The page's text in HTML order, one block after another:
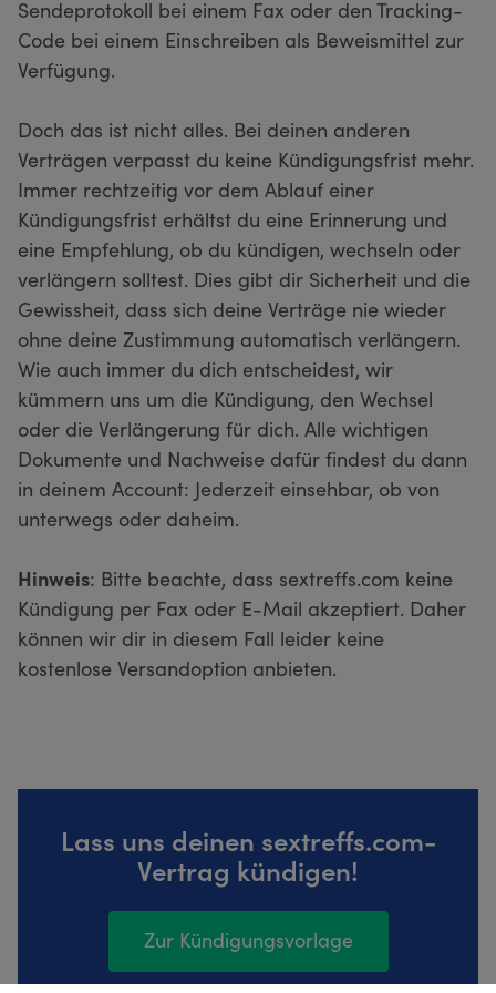
Sendeprotokoll bei einem Fax oder den Tracking-
Code bei einem Einschreiben als Beweismittel zur
Verfügung.
Doch das ist nicht alles. Bei deinen anderen
Verträgen verpasst du keine Kündigungsfrist mehr.
Immer rechtzeitig vor dem Ablauf einer
Kündigungsfrist erhältst du eine Erinnerung und
eine Empfehlung, ob du kündigen, wechseln oder
verlängern solltest. Dies gibt dir Sicherheit und die
Gewissheit, dass sich deine Verträge nie wieder
ohne deine Zustimmung automatisch verlängern.
Wie auch immer du dich entscheidest, wir
kümmern uns um die Kündigung, den Wechsel
oder die Verlängerung für dich. Alle wichtigen
Dokumente und Nachweise dafür findest du dann
in deinem Account: Jederzeit einsehbar, ob von
unterwegs oder daheim.
Hinweis: Bitte beachte, dass sextreffs.com keine
Kündigung per Fax oder E-Mail akzeptiert. Daher
können wir dir in diesem Fall leider keine
kostenlose Versandoption anbieten.
Lass uns deinen sextreffs.com-
Vertrag kündigen!
Zur Kündigungsvorlage